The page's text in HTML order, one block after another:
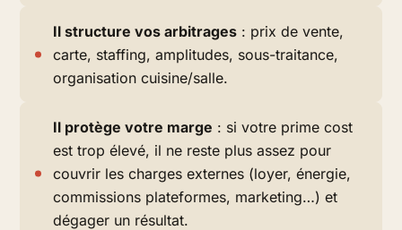
Il structure vos arbitrages : prix de vente,
carte, staffing, amplitudes, sous-traitance,
organisation cuisine/salle.
Il protège votre marge : si votre prime cost
est trop élevé, il ne reste plus assez pour
couvrir les charges externes (loyer, énergie,
commissions plateformes, marketing…) et
dégager un résultat.